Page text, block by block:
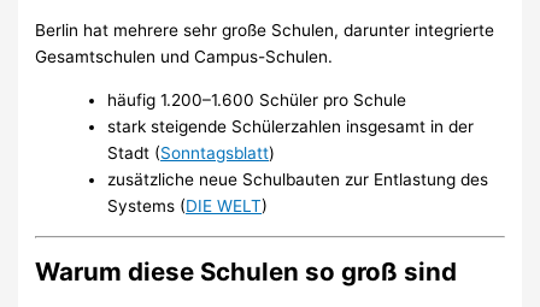
Berlin hat mehrere sehr große Schulen, darunter integrierte
Gesamtschulen und Campus-Schulen.
häufig 1.200–1.600 Schüler pro Schule
stark steigende Schülerzahlen insgesamt in der
Stadt (Sonntagsblatt)
zusätzliche neue Schulbauten zur Entlastung des
Systems (DIE WELT)
Warum diese Schulen so groß sind